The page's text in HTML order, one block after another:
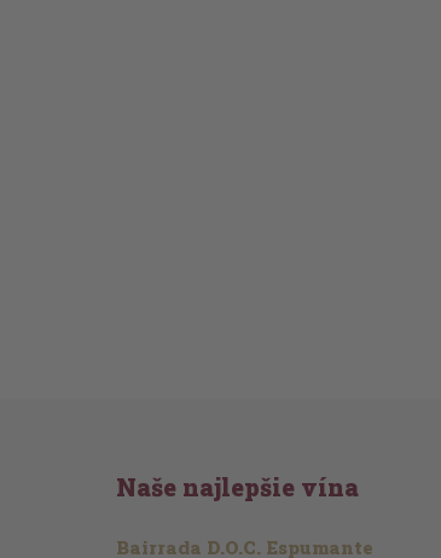
Naše najlepšie vína
Bairrada D.O.C. Espumante